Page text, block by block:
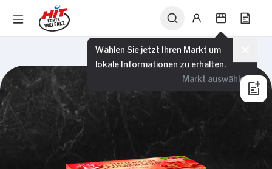
Wählen Sie jetzt Ihren Markt um
lokale Informationen zu erhalten.
Markt auswählen